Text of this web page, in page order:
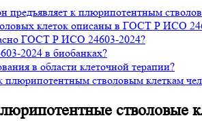
к плюрипотентным
клеток описаны в ГОСТ Р ИСО
ГОСТ Р ИСО 24603-2024?
2024 в биобанках?
в области клеточной терапии?
стволовым клеткам
стволовые